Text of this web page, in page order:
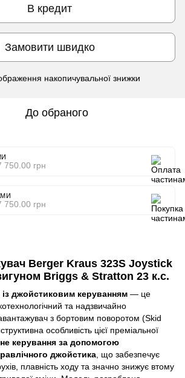
В кредит
Замовити швидко
накопичувальної знижки
До обраного
750.00 грн
750.00 грн
Berger Kraus 323S Joystick
Briggs & Stratton 23 к.с.
джойстиковим керуванням — це
та надзвичайно
з бортовим поворотом (Skid
особливість цієї преміальної
керування за допомогою
джойстика, що забезпечує
плавність ходу та значно знижує втому